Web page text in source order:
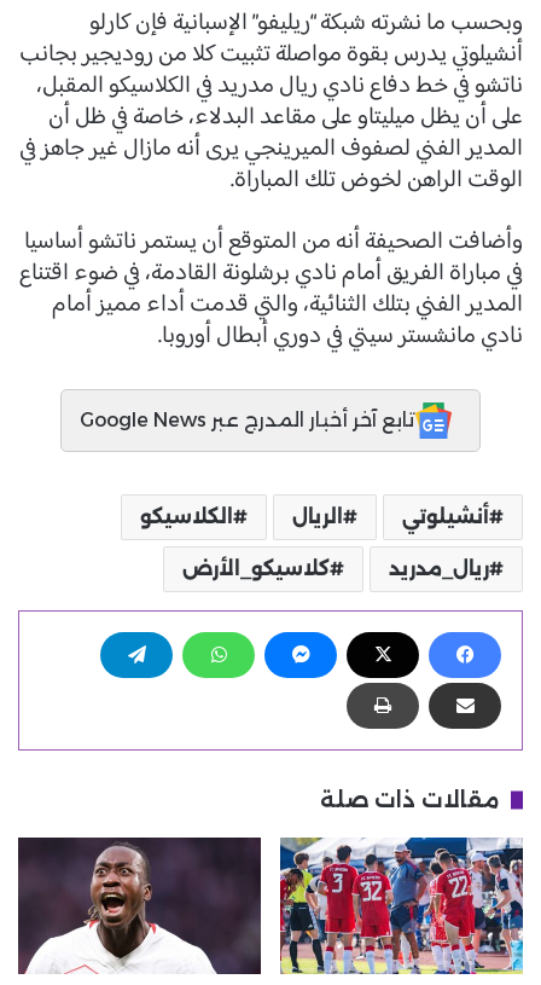
وبحسب ما نشرته شبكة “ريليفو” الإسبانية فإن كارلو
أنشيلوتي يدرس بقوة مواصلة تثبيت كلا من روديجير بجانب
ناتشو في خط دفاع نادي ريال مدريد في الكلاسيكو المقبل،
على أن يظل ميليتاو على مقاعد البدلاء، خاصة في ظل أن
المدير الفني لصفوف الميرينجي يرى أنه مازال غير جاهز في
الوقت الراهن لخوض تلك المباراة.
وأضافت الصحيفة أنه من المتوقع أن يستمر ناتشو أساسيا
في مباراة الفريق أمام نادي برشلونة القادمة، في ضوء اقتناع
المدير الفني بتلك الثنائية، والتي قدمت أداء مميز أمام
نادي مانشستر سيتي في دوري أبطال أوروبا.
تابع آخر أخبار المدرج عبر Google News
أنشيلوتي الريال الكلاسيكو
ريال_مدريد كلاسيكو_الأرض
مقالات ذات صلة